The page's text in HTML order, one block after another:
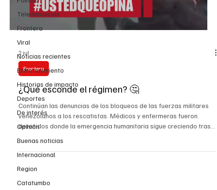
Teledenuncias
Frontera
Viral
Noticias recientes
Entretenimiento
Historias de impacto
Deportes
De interés
Opinión
Buenas noticias
Internacional
Region
Catatumbo
2 jul
Frontera
¿Qué esconde el régimen? 🤔
Continúan las denuncias de los bloqueos de las fuerzas militares
venezolanos a los rescatistas. Médicos y enfermeras fueron
detenidos donde la emergencia humanitaria sigue creciendo tras
acceso para rescatistas y garantías para médicos, enfermeras y
voluntarios. #Venezuela #LaGuaira #EmergenciaHumanitaria